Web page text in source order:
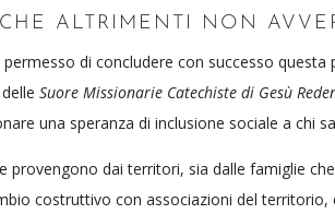
ALTRIMENTI NON
permesso di concludere con successo
delleSuore Missionarie Catechiste di Gesù
una speranza di inclusione sociale a chi
provengono dai territori, sia dalle famiglie
costruttivo con associazioni del territorio,